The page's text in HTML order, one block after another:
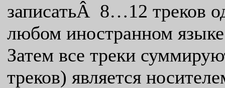
записатьÂ 8…12 треков
любом иностранном
Затем все треки
треков) является